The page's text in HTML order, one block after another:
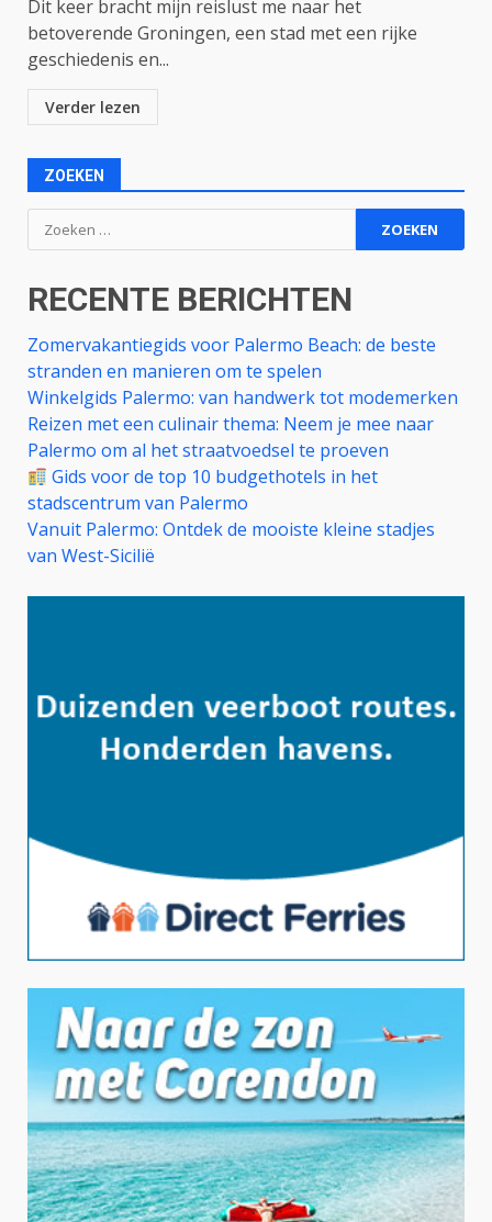
Dit keer bracht mijn reislust me naar het
betoverende Groningen, een stad met een rijke
geschiedenis en...
Verder lezen
ZOEKEN
Zoeken
naar:
RECENTE BERICHTEN
Zomervakantiegids voor Palermo Beach: de beste
stranden en manieren om te spelen
Winkelgids Palermo: van handwerk tot modemerken
Reizen met een culinair thema: Neem je mee naar
Palermo om al het straatvoedsel te proeven
Gids voor de top 10 budgethotels in het
stadscentrum van Palermo
Vanuit Palermo: Ontdek de mooiste kleine stadjes
van West-Sicilië